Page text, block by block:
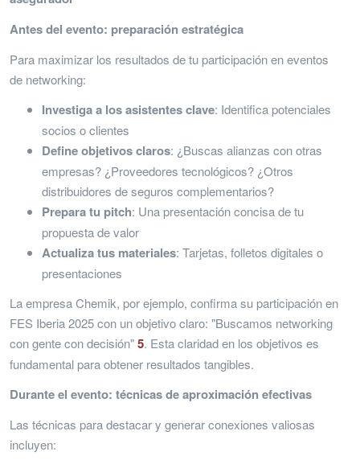
Antes del evento: preparación estratégica
Para maximizar los resultados de tu participación en eventos
de networking:
Investiga a los asistentes clave: Identifica potenciales
socios o clientes
Define objetivos claros: ¿Buscas alianzas con otras
empresas? ¿Proveedores tecnológicos? ¿Otros
distribuidores de seguros complementarios?
Prepara tu pitch: Una presentación concisa de tu
propuesta de valor
Actualiza tus materiales: Tarjetas, folletos digitales o
presentaciones
La empresa Chemik, por ejemplo, confirma su participación en
FES Iberia 2025 con un objetivo claro: "Buscamos networking
con gente con decisión"5. Esta claridad en los objetivos es
fundamental para obtener resultados tangibles.
Durante el evento: técnicas de aproximación efectivas
Las técnicas para destacar y generar conexiones valiosas
incluyen: